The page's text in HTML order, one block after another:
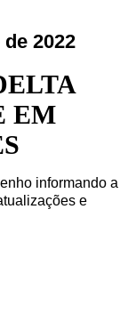
2022
EM
informando a
e